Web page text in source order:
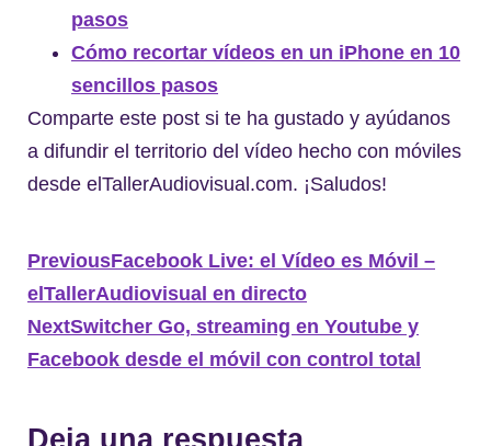
pasos
Cómo recortar vídeos en un iPhone en 10
sencillos pasos
Comparte este post si te ha gustado y ayúdanos
a difundir el territorio del vídeo hecho con móviles
desde elTallerAudiovisual.com. ¡Saludos!
PreviousFacebook Live: el Vídeo es Móvil –
elTallerAudiovisual en directo
NextSwitcher Go, streaming en Youtube y
Facebook desde el móvil con control total
Deja una respuesta